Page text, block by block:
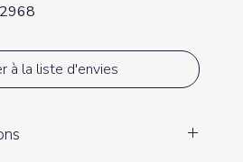
à la liste d'envies